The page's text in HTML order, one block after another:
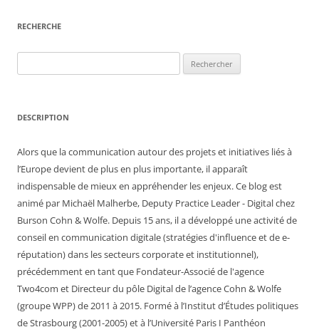
RECHERCHE
DESCRIPTION
Alors que la communication autour des projets et initiatives liés à
l’Europe devient de plus en plus importante, il apparaît
indispensable de mieux en appréhender les enjeux. Ce blog est
animé par Michaël Malherbe, Deputy Practice Leader - Digital chez
Burson Cohn & Wolfe. Depuis 15 ans, il a développé une activité de
conseil en communication digitale (stratégies d'influence et de e-
réputation) dans les secteurs corporate et institutionnel),
précédemment en tant que Fondateur-Associé de l'agence
Two4com et Directeur du pôle Digital de l’agence Cohn & Wolfe
(groupe WPP) de 2011 à 2015. Formé à l’Institut d’Études politiques
de Strasbourg (2001-2005) et à l’Université Paris I Panthéon